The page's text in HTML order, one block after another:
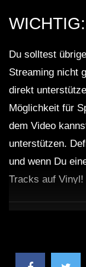
WICHTIG:
Du solltest
Streaming nicht
direkt
Möglichkeit für
dem Video
unterstützen.
und wenn Du
Tracks auf Vinyl!